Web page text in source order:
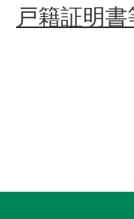
戸籍証明